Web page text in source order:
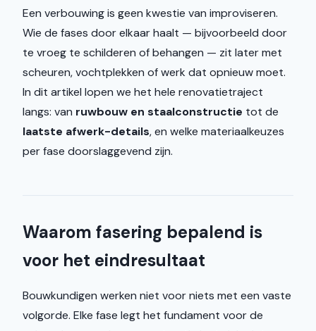
Een verbouwing is geen kwestie van improviseren.
Wie de fases door elkaar haalt — bijvoorbeeld door
te vroeg te schilderen of behangen — zit later met
scheuren, vochtplekken of werk dat opnieuw moet.
In dit artikel lopen we het hele renovatietraject
langs: van ruwbouw en staalconstructie tot de
laatste afwerk-details, en welke materiaalkeuzes
per fase doorslaggevend zijn.
Waarom fasering bepalend is
voor het eindresultaat
Bouwkundigen werken niet voor niets met een vaste
volgorde. Elke fase legt het fundament voor de